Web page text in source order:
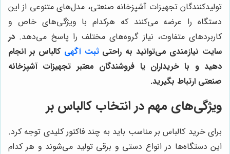
تولیدکنندگان تجهیزات آشپزخانه صنعتی، مدل‌های متنوعی از این
دستگاه را عرضه می‌کنند که هرکدام با ویژگی‌های خاص و
کاربردهای متفاوت، نیاز گروه‌های مختلف را پاسخ می‌دهد. در
سایت نیازمندی می‌توانید به راحتیثبت آگهی کالباس بر انجام
دهید و با خریداران یا فروشندگان معتبر تجهیزات آشپزخانه
صنعتی ارتباط بگیرید.
ویژگی‌های مهم در انتخاب کالباس بر
برای خرید کالباس بر مناسب باید به چند فاکتور کلیدی توجه کرد.
این دستگاه‌ها در انواع دستی و برقی تولید می‌شوند و هر کدام